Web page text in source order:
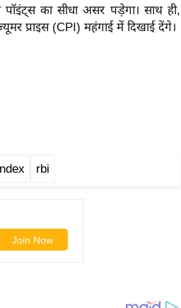
का सीधा असर पड़ेगा। साथ ही,
प्राइस (CPI) महंगाई में दिखाई देंगे।
rbi